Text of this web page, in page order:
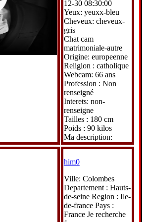
12-30 08:30:00
Yeux: yeuxx-bleu
Cheveux: cheveux-
gris
Chat cam
matrimoniale-autre
Origine: europeenne
Religion : catholique
Webcam: 66 ans
Profession : Non
renseigné
Interets: non-
renseigne
Tailles : 180 cm
Poids : 90 kilos
Ma description:
him0
Ville: Colombes
Departement : Hauts-
de-seine Region : Ile-
de-france Pays :
France Je recherche